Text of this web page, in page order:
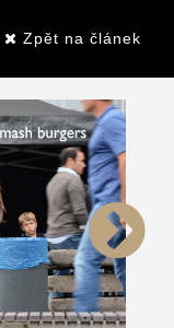
Zpět na článek